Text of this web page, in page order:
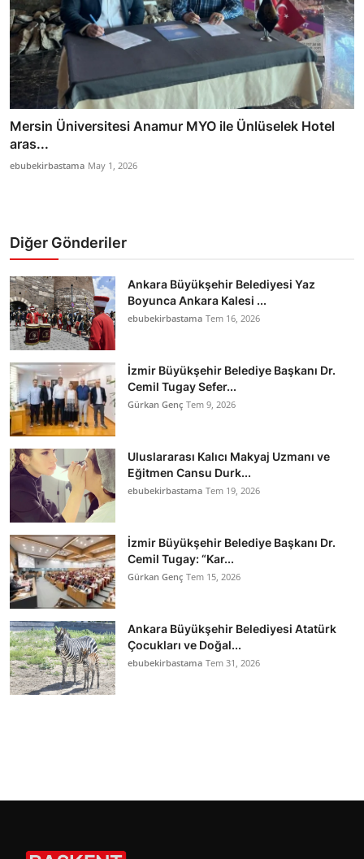
Mersin Üniversitesi Anamur MYO ile Ünlüselek Hotel
aras...
ebubekirbastama May 1, 2026
Diğer Gönderiler
Ankara Büyükşehir Belediyesi Yaz
Boyunca Ankara Kalesi ...
ebubekirbastama Tem 16, 2026
İzmir Büyükşehir Belediye Başkanı Dr.
Cemil Tugay Sefer...
Gürkan Genç Tem 9, 2026
Uluslararası Kalıcı Makyaj Uzmanı ve
Eğitmen Cansu Durk...
ebubekirbastama Tem 19, 2026
İzmir Büyükşehir Belediye Başkanı Dr.
Cemil Tugay: “Kar...
Gürkan Genç Tem 15, 2026
Ankara Büyükşehir Belediyesi Atatürk
Çocukları ve Doğal...
ebubekirbastama Tem 31, 2026